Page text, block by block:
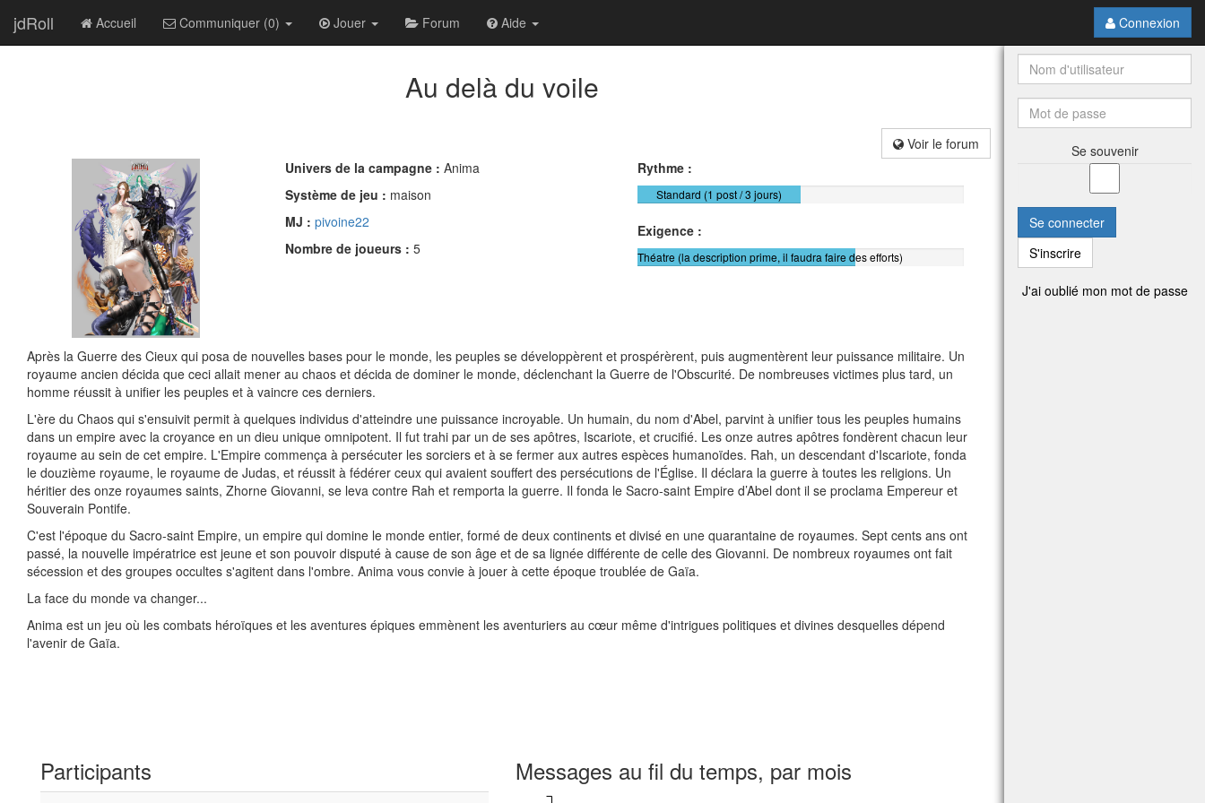
jdRoll Accueil Communiquer (0) Jouer Forum Aide Connexion
Au delà du voile
Voir le forum
Univers de la campagne : Anima
Système de jeu : maison
MJ : pivoine22
Nombre de joueurs : 5
Rythme :
Standard (1 post / 3 jours)
Exigence :
Théatre (la description prime, il faudra faire des efforts)
Après la Guerre des Cieux qui posa de nouvelles bases pour le monde, les peuples se développèrent et prospérèrent, puis augmentèrent leur puissance militaire. Un
royaume ancien décida que ceci allait mener au chaos et décida de dominer le monde, déclenchant la Guerre de l'Obscurité. De nombreuses victimes plus tard, un
homme réussit à unifier les peuples et à vaincre ces derniers.
L'ère du Chaos qui s'ensuivit permit à quelques individus d'atteindre une puissance incroyable. Un humain, du nom d'Abel, parvint à unifier tous les peuples humains
dans un empire avec la croyance en un dieu unique omnipotent. Il fut trahi par un de ses apôtres, Iscariote, et crucifié. Les onze autres apôtres fondèrent chacun leur
royaume au sein de cet empire. L'Empire commença à persécuter les sorciers et à se fermer aux autres espèces humanoïdes. Rah, un descendant d'Iscariote, fonda
le douzième royaume, le royaume de Judas, et réussit à fédérer ceux qui avaient souffert des persécutions de l'Église. Il déclara la guerre à toutes les religions. Un
héritier des onze royaumes saints, Zhorne Giovanni, se leva contre Rah et remporta la guerre. Il fonda le Sacro-saint Empire d’Abel dont il se proclama Empereur et
Souverain Pontife.
C'est l'époque du Sacro-saint Empire, un empire qui domine le monde entier, formé de deux continents et divisé en une quarantaine de royaumes. Sept cents ans ont
passé, la nouvelle impératrice est jeune et son pouvoir disputé à cause de son âge et de sa lignée différente de celle des Giovanni. De nombreux royaumes ont fait
sécession et des groupes occultes s'agitent dans l'ombre. Anima vous convie à jouer à cette époque troublée de Gaïa.
La face du monde va changer...
Anima est un jeu où les combats héroïques et les aventures épiques emmènent les aventuriers au cœur même d'intrigues politiques et divines desquelles dépend
l'avenir de Gaïa.
Participants Messages au fil du temps, par mois
Se souvenir
Se connecter
S'inscrire
J'ai oublié mon mot de passe